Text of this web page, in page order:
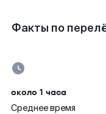
Факты по
около 1 часа
Среднее время